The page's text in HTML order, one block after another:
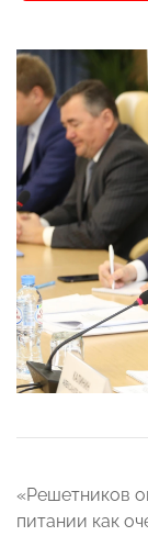
«Решетников
питании как